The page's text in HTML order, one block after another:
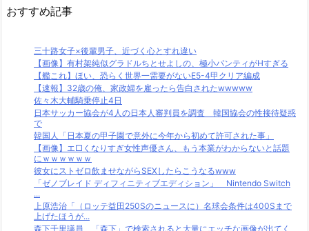
おすすめ記事
三十路女子×後輩男子、近づく心とすれ違い
【画像】有村架純似グラドルちとせよしの、極小パンティがHすぎる
【艦これ】ほい、恐らく世界一需要がないE5-4甲クリア編成
【速報】32歳の俺、家政婦を雇ったら告白されたwwwww
佐々木大輔騎乗停止4日
日本サッカー協会が4人の日本人審判員を調査 韓国協会の性接待疑惑
で
韓国人「日本夏の甲子園で意外に今年から初めて許可された事」
【画像】エ□くなりすぎ女性声優さん、もう本業がわからないと話題
にｗｗｗｗｗｗ
彼女にストゼロ飲ませながらSEXしたらこうなるwww
「ゼノブレイド ディフィニティブエディション」 Nintendo Switch
...
上原浩治「（ロッテ益田250Sのニュースに）名球会条件は400Sまで
上げたほうが...
森下千里議員、「森下」で検索されると大量にエッチな画像が出てく